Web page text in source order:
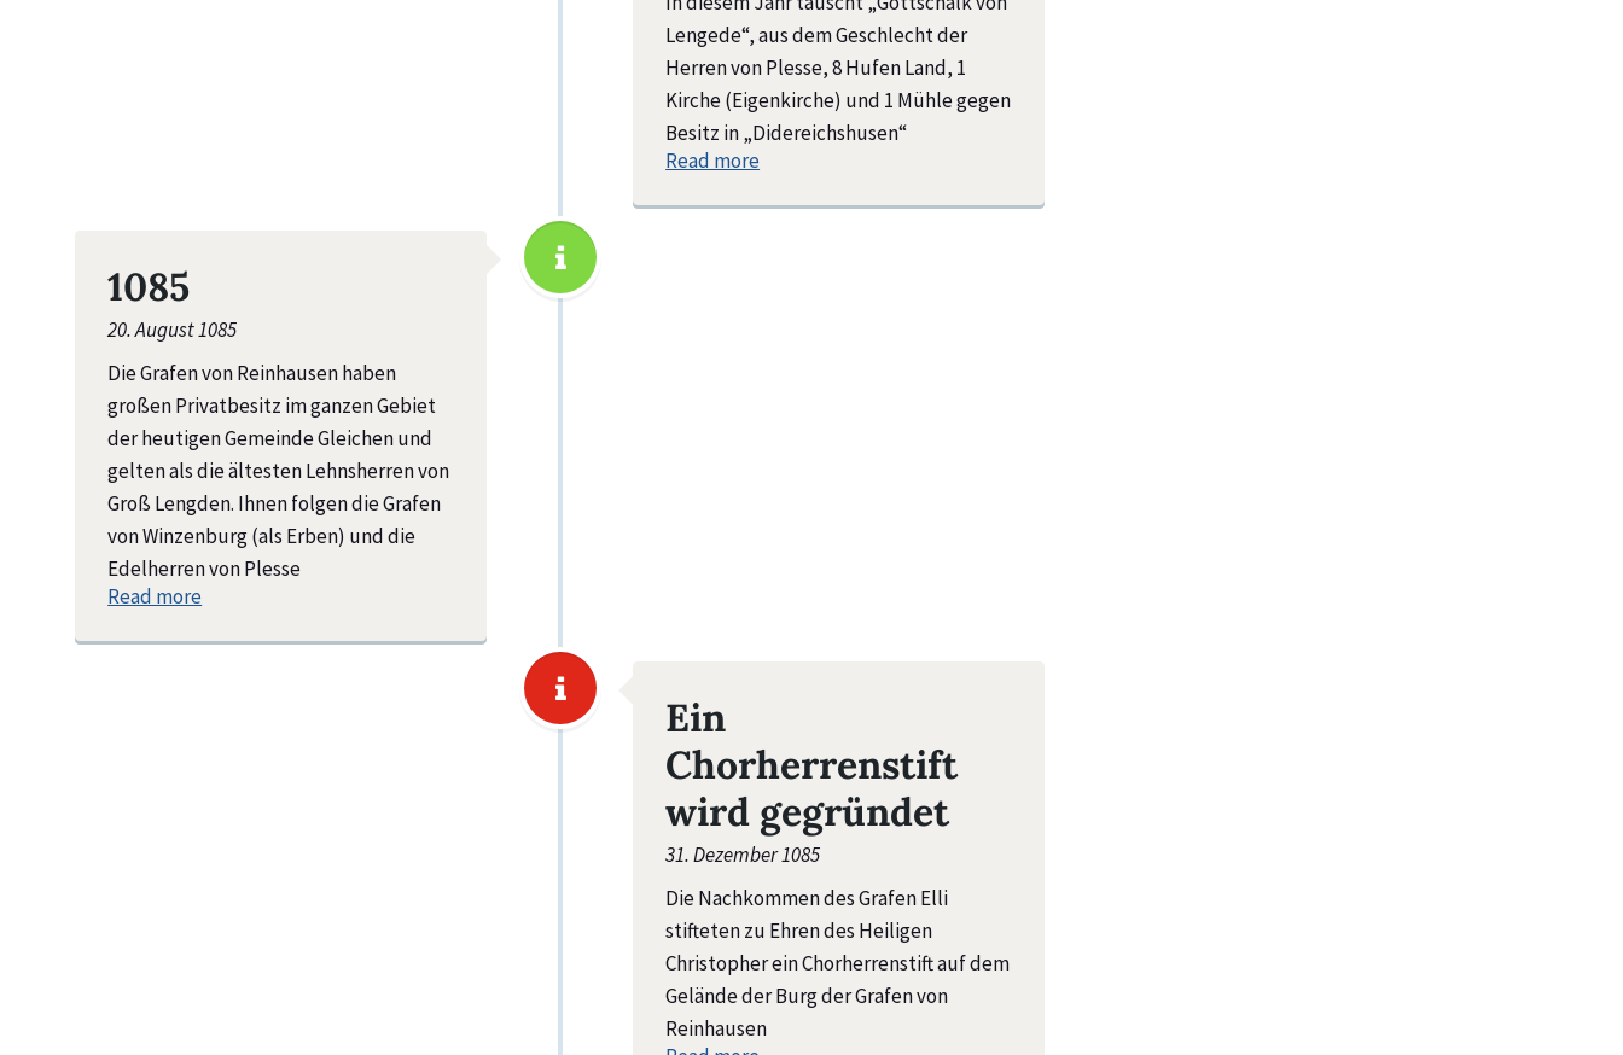
Lengede“, aus dem Geschlecht der
Herren von Plesse, 8 Hufen Land, 1
Kirche (Eigenkirche) und 1 Mühle gegen
Besitz in „Didereichshusen“
Read more
1085
20. August 1085
Die Grafen von Reinhausen haben
großen Privatbesitz im ganzen Gebiet
der heutigen Gemeinde Gleichen und
gelten als die ältesten Lehnsherren von
Groß Lengden. Ihnen folgen die Grafen
von Winzenburg (als Erben) und die
Edelherren von Plesse
Read more
Ein
Chorherrenstift
wird gegründet
31. Dezember 1085
Die Nachkommen des Grafen Elli
stifteten zu Ehren des Heiligen
Christopher ein Chorherrenstift auf dem
Gelände der Burg der Grafen von
Reinhausen